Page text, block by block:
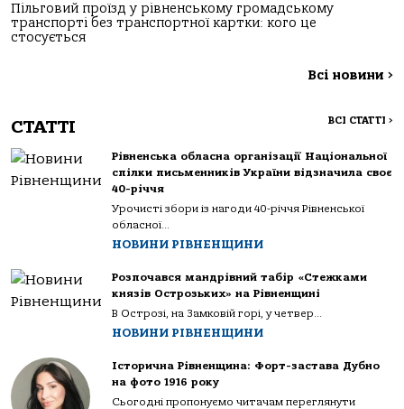
Пільговий проїзд у рівненському громадському
транспорті без транспортної картки: кого це
стосується
Всі новини >
СТАТТІ ВСІ СТАТТІ >
Рівненська обласна організації Національної
спілки письменників України відзначила своє
40-річчя
Урочисті збори із нагоди 40-річчя Рівненської
обласної...
НОВИНИ РІВНЕНЩИНИ
Розпочався мандрівний табір «Стежками
князів Острозьких» на Рівненщині
В Острозі, на Замковій горі, у четвер...
НОВИНИ РІВНЕНЩИНИ
Історична Рівненщина: Форт-застава Дубно
на фото 1916 року
Сьогодні пропонуємо читачам переглянути